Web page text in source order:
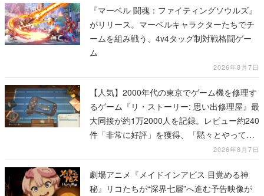
『マーベル 闘魂：ファイティングソウルズ』
がリリース。マーベルキャラクターたちでチ
ームを組み戦う、4v4タッグ制対戦格闘ゲー
ム
2026年8月7日
【人気】2000年代の東京でゲーム機を修理す
るゲーム『リ・ストーリー: 思い出修理屋』最
大同接が約1万2000人を記録。レビュー約240
件「非常に好評」を獲得、「黙々とやってし
2026年8月7日
劇場アニメ『メイドインアビス 目覚める神
秘』リコたちが“深界七層”へ進む予告映像が